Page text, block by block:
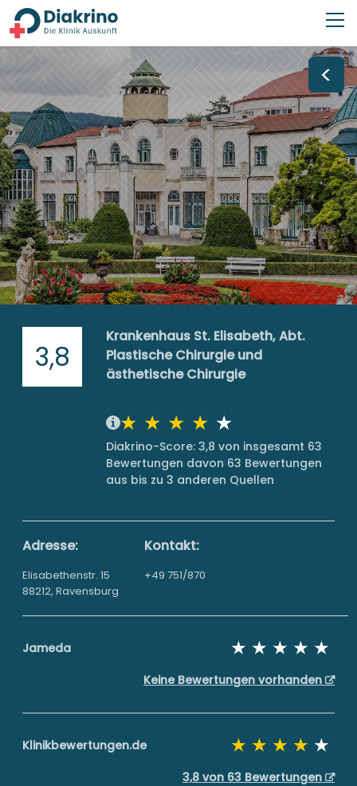
<
3,8
Krankenhaus St. Elisabeth, Abt.
Plastische Chirurgie und
ästhetische Chirurgie
Diakrino-Score: 3,8 von insgesamt 63
Bewertungen davon 63 Bewertungen
aus bis zu 3 anderen Quellen
Adresse:
Elisabethenstr. 15
88212, Ravensburg
Kontakt:
+49 751/870
Jameda
Keine Bewertungen vorhanden
Klinikbewertungen.de
3,8 von 63 Bewertungen